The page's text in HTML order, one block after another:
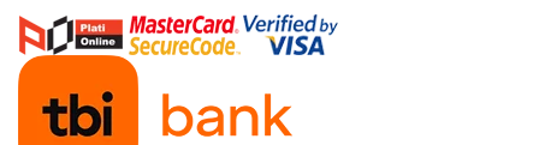
Ornamente Auto
Ornamente Pedale Auto
Ornamente Protectie Portiera
Ornamente Schimbator Viteza